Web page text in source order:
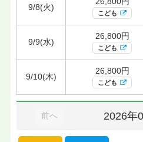
9/8(火)
こども
9/9(水)
26,800円
こども
9/10(木)
26,800円
こども
前へ 2026年